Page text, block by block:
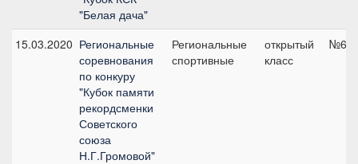
"Белая дача"
15.03.2020 Региональные
соревнования
по конкуру
"Кубок памяти
рекордсменки
Советского
союза
Н.Г.Громовой"
Региональные
спортивные
открытый
класс
№6,